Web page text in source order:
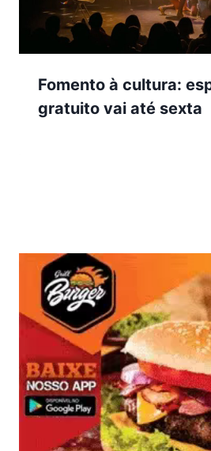
Fomento à cultura:
gratuito vai até sexta